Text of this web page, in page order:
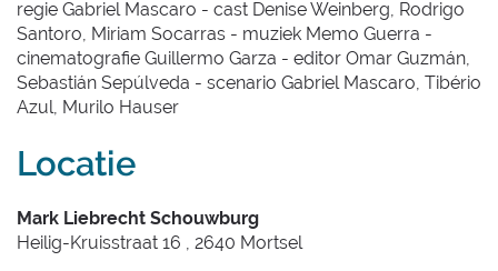
regie Gabriel Mascaro - cast Denise Weinberg, Rodrigo
Santoro, Miriam Socarras - muziek Memo Guerra -
cinematografie Guillermo Garza - editor Omar Guzmán,
Sebastián Sepúlveda - scenario Gabriel Mascaro, Tibério
Azul, Murilo Hauser
Locatie
Mark Liebrecht Schouwburg
Heilig-Kruisstraat 16 , 2640 Mortsel